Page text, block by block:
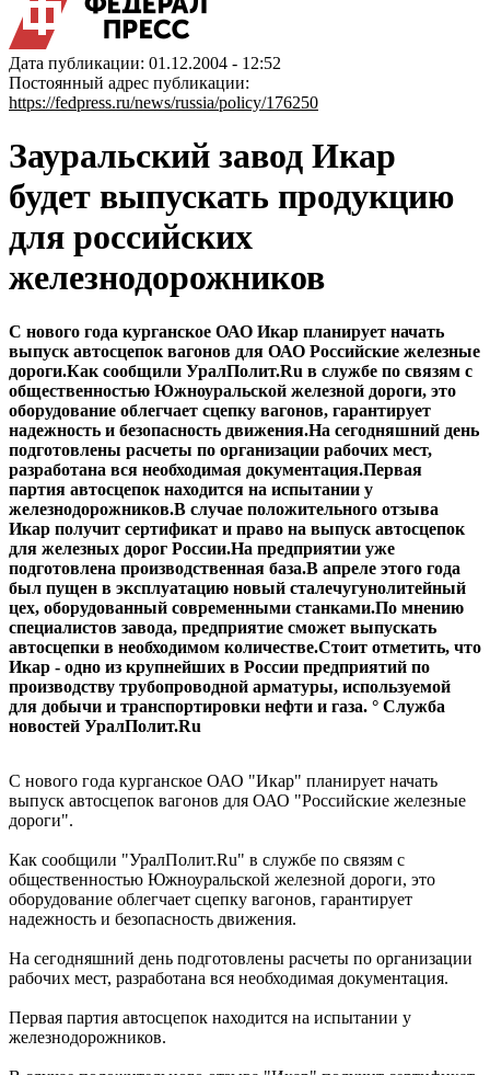
Дата публикации: 01.12.2004 - 12:52
Постоянный адрес публикации:
https://fedpress.ru/news/russia/policy/176250
Зауральский завод Икар
будет выпускать продукцию
для российских
железнодорожников
С нового года курганское ОАО Икар планирует начать
выпуск автосцепок вагонов для ОАО Российские железные
дороги.Как сообщили УралПолит.Ru в службе по связям с
общественностью Южноуральской железной дороги, это
оборудование облегчает сцепку вагонов, гарантирует
надежность и безопасность движения.На сегодняшний день
подготовлены расчеты по организации рабочих мест,
разработана вся необходимая документация.Первая
партия автосцепок находится на испытании у
железнодорожников.В случае положительного отзыва
Икар получит сертификат и право на выпуск автосцепок
для железных дорог России.На предприятии уже
подготовлена производственная база.В апреле этого года
был пущен в эксплуатацию новый сталечугунолитейный
цех, оборудованный современными станками.По мнению
специалистов завода, предприятие сможет выпускать
автосцепки в необходимом количестве.Стоит отметить, что
Икар - одно из крупнейших в России предприятий по
производству трубопроводной арматуры, используемой
для добычи и транспортировки нефти и газа. ° Служба
новостей УралПолит.Ru
С нового года курганское ОАО "Икар" планирует начать
выпуск автосцепок вагонов для ОАО "Российские железные
дороги".
Как сообщили "УралПолит.Ru" в службе по связям с
общественностью Южноуральской железной дороги, это
оборудование облегчает сцепку вагонов, гарантирует
надежность и безопасность движения.
На сегодняшний день подготовлены расчеты по организации
рабочих мест, разработана вся необходимая документация.
Первая партия автосцепок находится на испытании у
железнодорожников.